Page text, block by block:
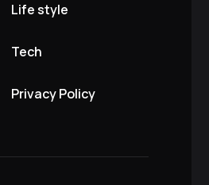
Life style
Tech
Privacy Policy